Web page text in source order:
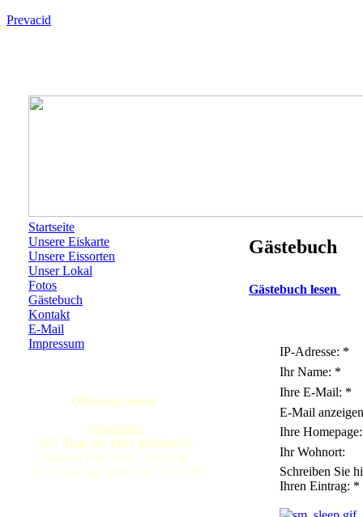
Prevacid
Startseite
Unsere Eiskarte
Unsere Eissorten
Unser Lokal
Fotos
Gästebuch
Kontakt
E-Mail
Impressum
Öffnungszeiten:
Gloggnitz:
365 Tage im Jahr geöffnet!!!
Mo-Sa: 8:00 Uhr - 1:00 Uhr
So + Feiertag: 9:00 Uhr- 1:00 Uh
Gästebuch
Gästebuch lesen
IP-Adresse: *
Ihr Name: *
Ihre E-Mail: *
E-Mail
Ihre Homepage:
Ihr Wohnort:
Schreiben Sie
Ihren Eintrag: *